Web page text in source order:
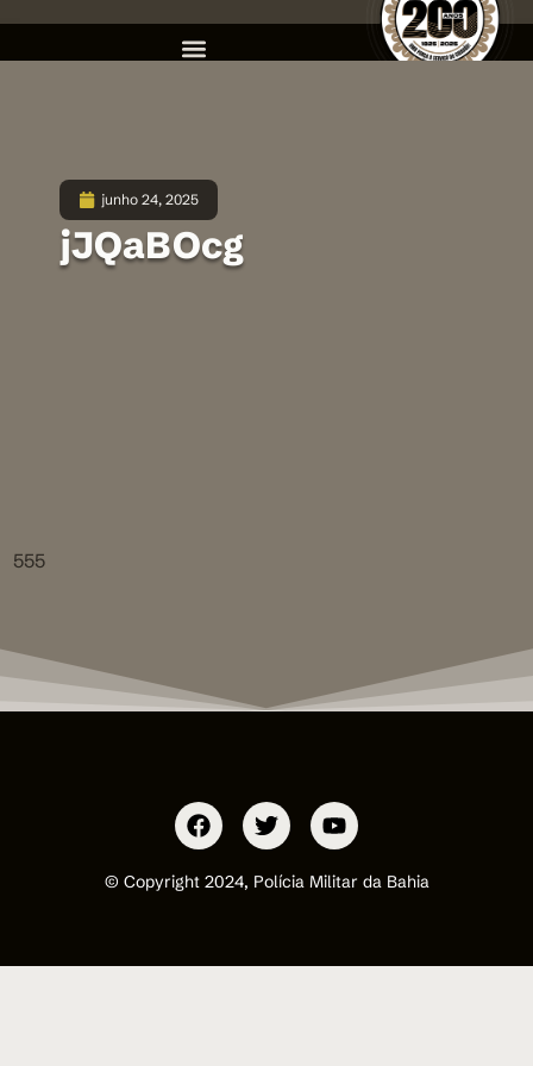
junho 24, 2025
jJQaBOcg
555
© Copyright 2024, Polícia Militar da Bahia